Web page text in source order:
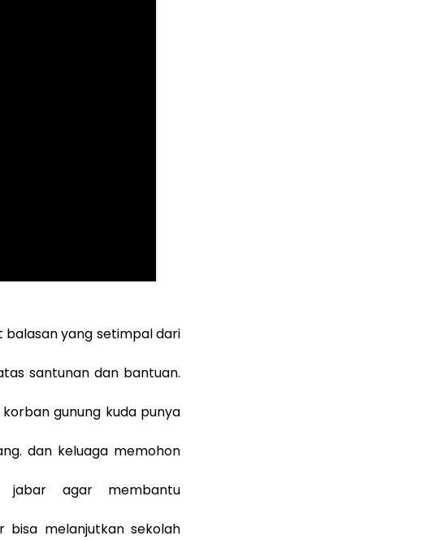
yang setimpal dari
santunan dan bantuan.
gunung kuda punya
dan keluaga memohon
jabar agar membantu
bisa melanjutkan sekolah